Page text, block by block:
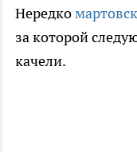
Нередко
за которой
качели.